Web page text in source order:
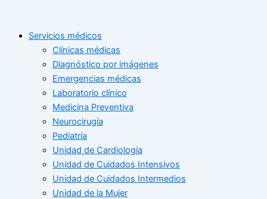
Servicios médicos
Clínicas médicas
Diagnóstico por imágenes
Emergencias médicas
Laboratorio clínico
Medicina Preventiva
Neurocirugía
Pediatría
Unidad de Cardiología
Unidad de Cuidados Intensivos
Unidad de Cuidados Intermedios
Unidad de la Mujer